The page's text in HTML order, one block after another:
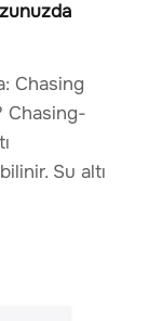
Chasing
Chasing-
Su altı